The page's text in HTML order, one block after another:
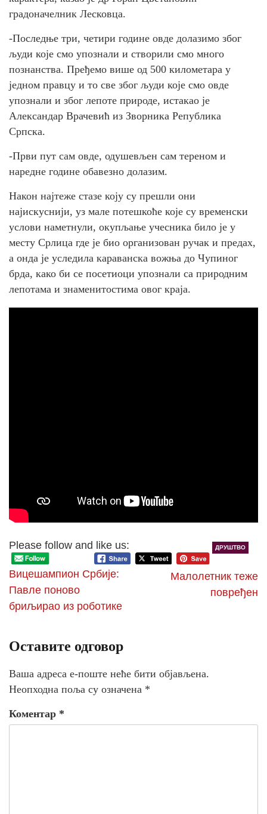
градоначелник Лесковца.
-Последње три, четири године овде долазимо због
људи које смо упознали и створили смо много
познанства. Пређемо више од 500 километара у
једном правцу и то све због људи које смо овде
упознали и због лепоте природе, истакао је
Александар Врачевић из Зворника Република
Српска.
-Први пут сам овде, одушевљен сам тереном и
наредне године обавезно долазим.
Након најтеже стазе коју су прешли они
најискуснији, уз мале потешкоће које су временски
услови наметнули, окупљање учесника било је у
месту Срлица где је био организован ручак и предах,
а онда је уследила караванска вожња до Чупиног
брда, како би се посетиоци упознали са природним
лепотама и знаменитостима овог краја.
Please follow and like us: ДРУШТВО
Вицешампион Србије:
Павле поново
бриљирао из роботике
Малолетник теже
повређен
Оставите одговор
Ваша адреса е-поште неће бити објављена.
Неопходна поља су означена *
Коментар *